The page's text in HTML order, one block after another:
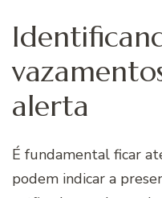
alerta
É fundamental ficar
podem indicar a